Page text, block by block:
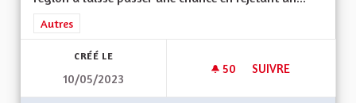
Filtrer les résultats de la catégorie : Autres
Autres
CRÉÉ LE
10/05/2023
50 50 ABONNÉS
SUIVRE